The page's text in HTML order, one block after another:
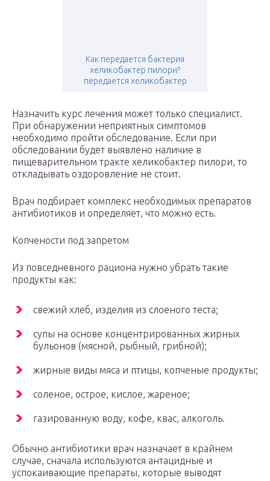
Как передается бактерия
хеликобактер пилори?
передается хеликобактер
Назначить курс лечения может только специалист.
При обнаружении неприятных симптомов
необходимо пройти обследование. Если при
обследовании будет выявлено наличие в
пищеварительном тракте хеликобактер пилори, то
откладывать оздоровление не стоит.
Врач подбирает комплекс необходимых препаратов
антибиотиков и определяет, что можно есть.
Копчености под запретом
Из повседневного рациона нужно убрать такие
продукты как:
свежий хлеб, изделия из слоеного теста;
супы на основе концентрированных жирных
бульонов (мясной, рыбный, грибной);
жирные виды мяса и птицы, копченые продукты;
соленое, острое, кислое, жареное;
газированную воду, кофе, квас, алкоголь.
Обычно антибиотики врач назначает в крайнем
случае, сначала используются антацидные и
успокаивающие препараты, которые выводят